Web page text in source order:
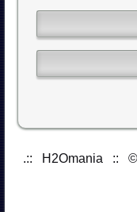
.:: H2Omania :: ©